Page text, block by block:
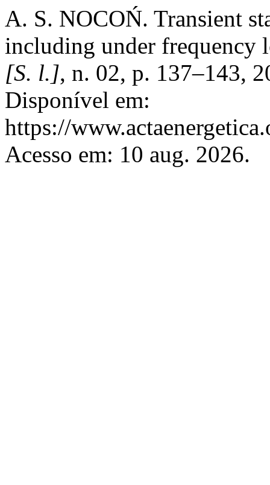
A. S. NOCOŃ. Transient
including under frequency
[S. l.], n. 02, p. 137–143,
Disponível em:
https://
Acesso em: 10 aug. 2026.